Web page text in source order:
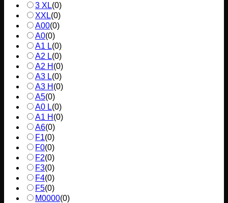
3 XL(0)
XXL(0)
A00(0)
A0(0)
A1 L(0)
A2 L(0)
A2 H (0)
A3 L(0)
A3 H (0)
A5(0)
A0 L(0)
A1 H (0)
A6(0)
F1(0)
F0(0)
F2(0)
F3(0)
F4(0)
F5(0)
M0000(0)